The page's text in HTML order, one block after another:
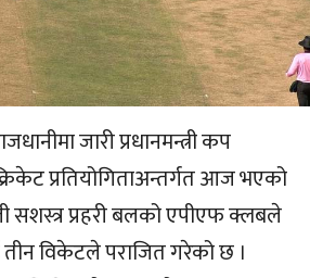
जारी प्रधानमन्त्री कप
प्रतियोगिताअन्तर्गत आज भएको
सशस्त्र प्रहरी बलको एपीएफ क्लबले
तीन विकेटले पराजित गरेको छ ।